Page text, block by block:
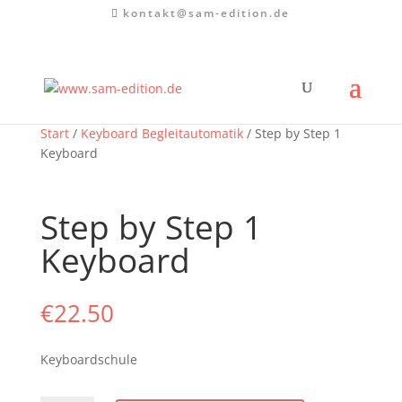
kontakt@sam-edition.de
Start/ Keyboard Begleitautomatik/ Step by Step 1
Keyboard
Step by Step 1
Keyboard
€22.50
Keyboardschule